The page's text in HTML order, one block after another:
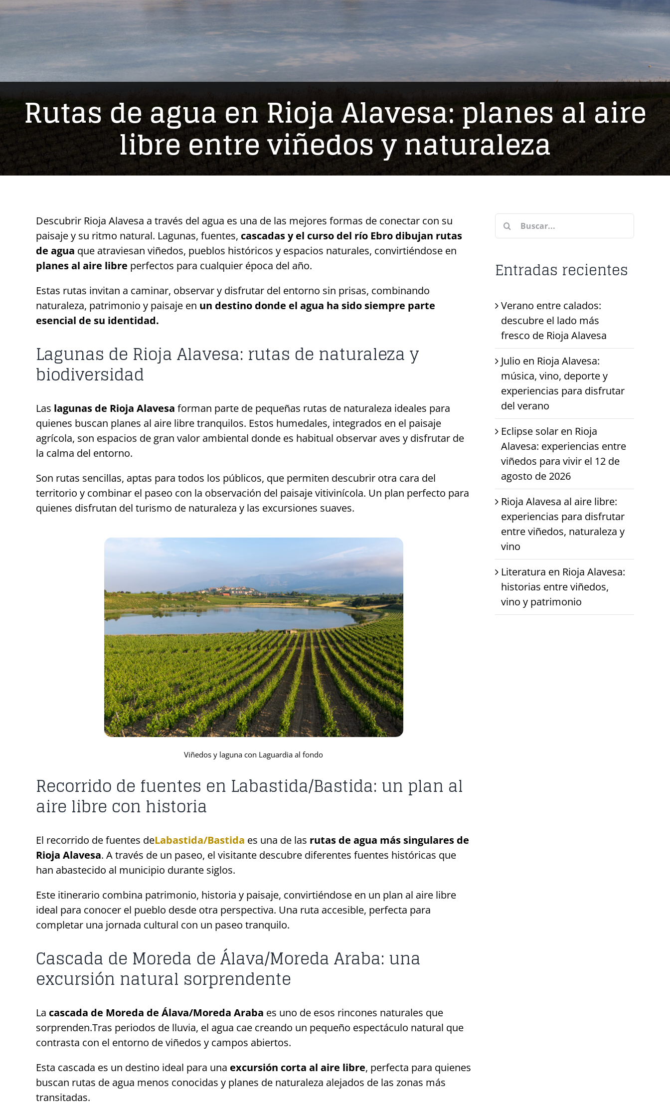
Rutas de agua en Rioja Alavesa: planes al aire
libre entre viñedos y naturaleza
Descubrir Rioja Alavesa a través del agua es una de las mejores formas de conectar con su
paisaje y su ritmo natural. Lagunas, fuentes, cascadas y el curso del río Ebro dibujan rutas
de agua que atraviesan viñedos, pueblos históricos y espacios naturales, convirtiéndose en
planes al aire libre perfectos para cualquier época del año.
Estas rutas invitan a caminar, observar y disfrutar del entorno sin prisas, combinando
naturaleza, patrimonio y paisaje en un destino donde el agua ha sido siempre parte
esencial de su identidad.
Lagunas de Rioja Alavesa: rutas de naturaleza y
biodiversidad
Las lagunas de Rioja Alavesa forman parte de pequeñas rutas de naturaleza ideales para
quienes buscan planes al aire libre tranquilos. Estos humedales, integrados en el paisaje
agrícola, son espacios de gran valor ambiental donde es habitual observar aves y disfrutar de
la calma del entorno.
Son rutas sencillas, aptas para todos los públicos, que permiten descubrir otra cara del
territorio y combinar el paseo con la observación del paisaje vitivinícola. Un plan perfecto para
quienes disfrutan del turismo de naturaleza y las excursiones suaves.
Viñedos y laguna con Laguardia al fondo
Recorrido de fuentes en Labastida/Bastida: un plan al
aire libre con historia
El recorrido de fuentes deLabastida/Bastida es una de las rutas de agua más singulares de
Rioja Alavesa. A través de un paseo, el visitante descubre diferentes fuentes históricas que
han abastecido al municipio durante siglos.
Este itinerario combina patrimonio, historia y paisaje, convirtiéndose en un plan al aire libre
ideal para conocer el pueblo desde otra perspectiva. Una ruta accesible, perfecta para
completar una jornada cultural con un paseo tranquilo.
Cascada de Moreda de Álava/Moreda Araba: una
excursión natural sorprendente
La cascada de Moreda de Álava/Moreda Araba es uno de esos rincones naturales que
sorprenden.Tras periodos de lluvia, el agua cae creando un pequeño espectáculo natural que
contrasta con el entorno de viñedos y campos abiertos.
Esta cascada es un destino ideal para una excursión corta al aire libre, perfecta para quienes
buscan rutas de agua menos conocidas y planes de naturaleza alejados de las zonas más
transitadas.
Buscar:
Entradas recientes
Verano entre calados:
descubre el lado más
fresco de Rioja Alavesa
Julio en Rioja Alavesa:
música, vino, deporte y
experiencias para disfrutar
del verano
Eclipse solar en Rioja
Alavesa: experiencias entre
viñedos para vivir el 12 de
agosto de 2026
Rioja Alavesa al aire libre:
experiencias para disfrutar
entre viñedos, naturaleza y
vino
Literatura en Rioja Alavesa:
historias entre viñedos,
vino y patrimonio